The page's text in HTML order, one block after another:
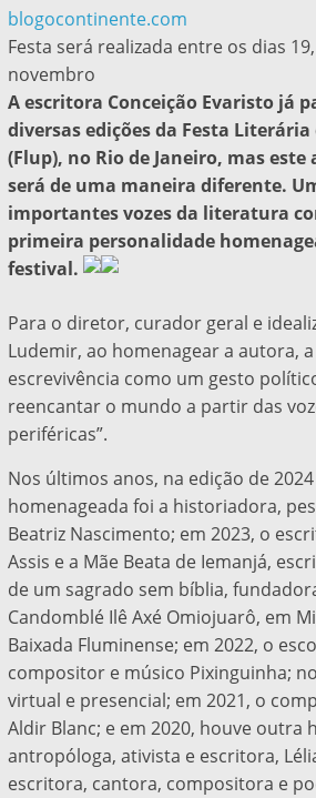
blogocontinente.com
Festa será realizada entre os dias
novembro
A escritora Conceição Evaristo já
diversas edições da Festa
(Flup), no Rio de Janeiro, mas este
será de uma maneira diferente.
importantes vozes da literatura
primeira personalidade
festival.
Para o diretor, curador geral e
Ludemir, ao homenagear a autora,
escrevivência como um gesto
reencantar o mundo a partir das
periféricas”.
Nos últimos anos, na edição de
homenageada foi a historiadora,
Beatriz Nascimento; em 2023, o
Assis e a Mãe Beata de Iemanjá,
de um sagrado sem bíblia,
Candomblé Ilê Axé Omiojuarô, em
Baixada Fluminense; em 2022, o
compositor e músico Pixinguinha;
virtual e presencial; em 2021, o
Aldir Blanc; e em 2020, houve outra
antropóloga, ativista e escritora,
escritora, cantora, compositora e